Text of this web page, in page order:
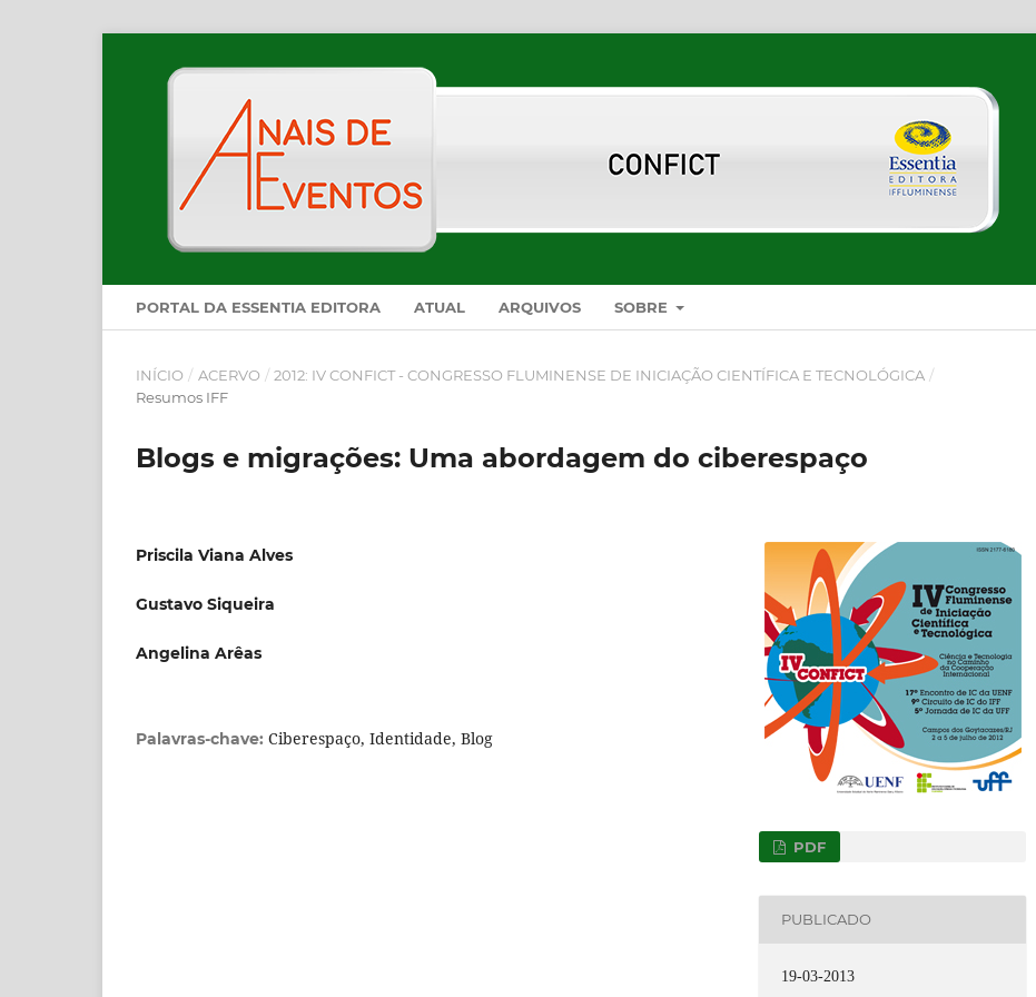
PORTAL DA ESSENTIA EDITORA ATUAL ARQUIVOS SOBRE
INÍCIO / ACERVO / 2012: IV CONFICT - CONGRESSO FLUMINENSE DE INICIAÇÃO CIENTÍFICA E TECNOLÓGICA /
Resumos IFF
Blogs e migrações: Uma abordagem do ciberespaço
Priscila Viana Alves
Gustavo Siqueira
Angelina Arêas
Palavras-chave: Ciberespaço, Identidade, Blog
PDF
PUBLICADO
19-03-2013